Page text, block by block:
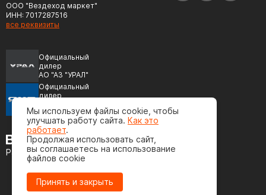
ООО "Вездеход маркет"
ИНН: 7017287516
все реквизиты
Официальный
дилер
АО "АЗ "УРАЛ"
Официальный
дилер
(ЯМЗ)
Разработка сайта
Мы используем файлы cookie, чтобы
улучшать работу сайта. Как это
работает.
Продолжая использовать сайт,
вы соглашаетесь на использование
файлов cookie
Принять и закрыть